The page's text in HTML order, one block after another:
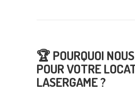
🏆 POURQUOI
POUR VOTRE
LASERGAME ?